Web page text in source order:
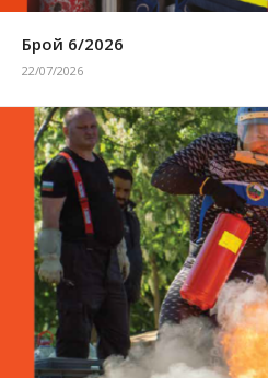
Брой 6/2026
22/07/2026